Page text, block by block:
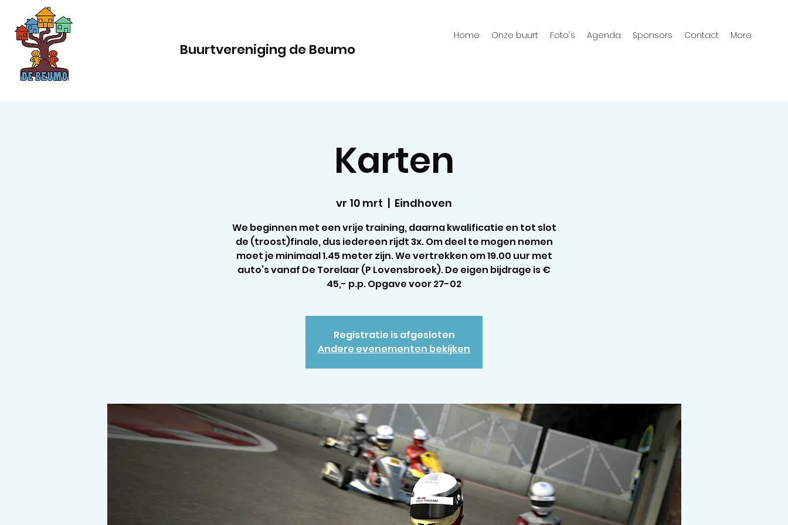
Buurtvereniging de Beumo
Home Onze buurt Foto's Agenda Sponsors Contact More
Karten
vr 10 mrt
  |
Eindhoven
We beginnen met een vrije training, daarna kwalificatie en tot slot
de (troost)finale, dus iedereen rijdt 3x. Om deel te mogen nemen
moet je minimaal 1.45 meter zijn. We vertrekken om 19.00 uur met
auto’s vanaf De Torelaar (P Lovensbroek). De eigen bijdrage is €
45,- p.p. Opgave voor 27-02
Registratie is afgesloten
Andere evenementen bekijken